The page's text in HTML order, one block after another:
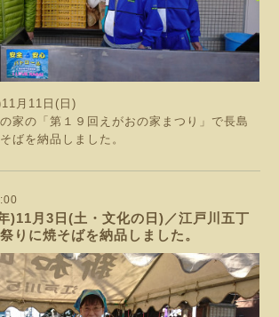
月11日(日)
家の「第１９回えがおの家まつり」で長島
ばを納品しました。
)11月3日(土・文化の日)／江戸川五丁
りに焼そばを納品しました。